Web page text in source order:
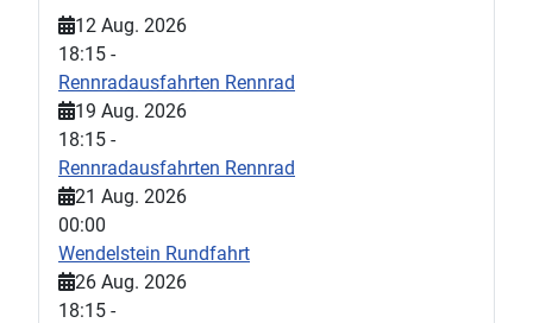
12 Aug. 2026
18:15 -
Rennradausfahrten Rennrad
19 Aug. 2026
18:15 -
Rennradausfahrten Rennrad
21 Aug. 2026
00:00
Wendelstein Rundfahrt
26 Aug. 2026
18:15 -